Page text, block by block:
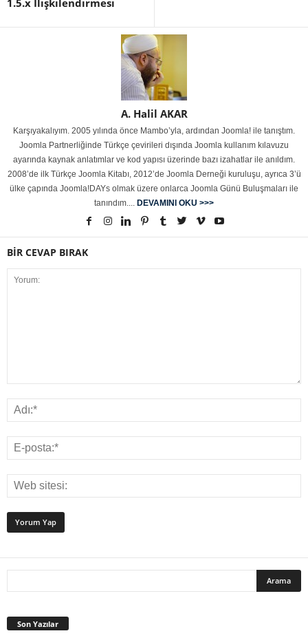
1.5.x İlişkilendirmesi
A. Halil AKAR
Karşıyakalıyım. 2005 yılında önce Mambo’yla, ardından Joomla! ile tanıştım.
Joomla Partnerliğinde Türkçe çevirileri dışında Joomla kullanım kılavuzu
ayarında kaynak anlatımlar ve kod yapısı üzerinde bazı izahatlar ile anıldım.
2008’de ilk Türkçe Joomla Kitabı, 2012’de Joomla Derneği kuruluşu, ayrıca 3’ü
ülke çapında Joomla!DAYs olmak üzere onlarca Joomla Günü Buluşmaları ile
tanındım.... DEVAMINI OKU >>>
BİR CEVAP BIRAK
Son Yazılar